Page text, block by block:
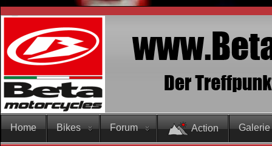
Home Bikes Forum Action Galerie